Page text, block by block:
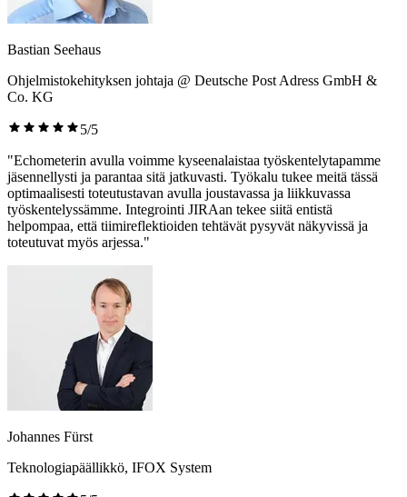
Bastian Seehaus
Ohjelmistokehityksen johtaja @ Deutsche Post Adress GmbH &
Co. KG
5/5
"Echometerin avulla voimme kyseenalaistaa työskentelytapamme
jäsennellysti ja parantaa sitä jatkuvasti. Työkalu tukee meitä tässä
optimaalisesti toteutustavan avulla joustavassa ja liikkuvassa
työskentelyssämme. Integrointi JIRAan tekee siitä entistä
helpompaa, että tiimireflektioiden tehtävät pysyvät näkyvissä ja
toteutuvat myös arjessa."
Johannes Fürst
Teknologiapäällikkö, IFOX System